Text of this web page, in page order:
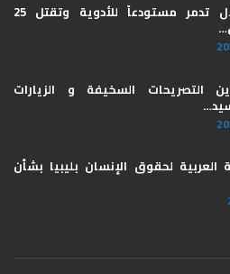
قوات الاحتلال تدمر مستودعاً للأدوية وتقتل 25
التصريحات السخيفة و الزيارات
العربية لحقوق الإنسان بليبيا ​بشأن